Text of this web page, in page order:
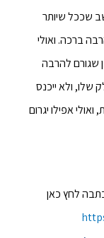
שככל שיותר
ברכה. ואולי
שגורם להרבה
ולא ייכנס
אפילו יגרום
לחץ כאן